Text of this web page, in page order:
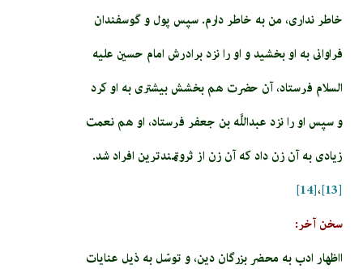
خاطر ندارى، من به خاطر دارم. سپس پول و گوسفندان
فراوانى به او بخشيد و او را نزد برادرش امام حسين عليه
السلام فرستاد، آن حضرت هم بخشش بيشترى به او كرد
و سپس او را نزد عبداللَّه بن جعفر فرستاد، او هم نعمت
زيادى به آن زن داد كه آن زن از ثروتمندترين افراد شد.
[13]
،[14]
سخن آخر:
ااظهار ادب به محضر بزرگان دين، و توسّل به ذيل عنايات